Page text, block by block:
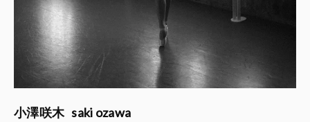
小澤咲木 saki ozawa